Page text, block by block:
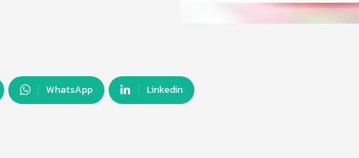
WhatsApp Linkedin